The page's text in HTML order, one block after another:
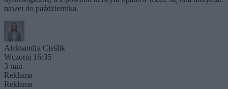
nawet do października.
Aleksandra Cieślik
Wczoraj 16:35
3 min
Reklama
Reklama